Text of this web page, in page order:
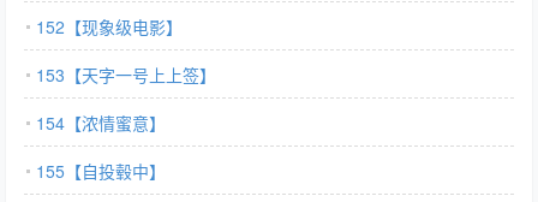
152【现象级电影】
153【天字一号上上签】
154【浓情蜜意】
155【自投毂中】